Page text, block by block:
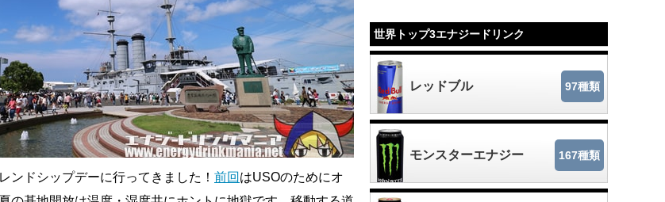
ンドシップデーに行ってきました！ 前回 はUSOのためにオ
世界トップ3エナジードリンク
レッドブル 97種類
モンスターエナジー 167種類